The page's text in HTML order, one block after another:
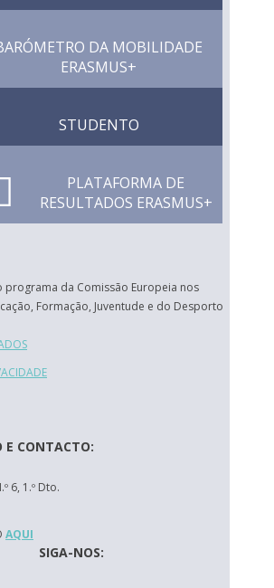
DA MOBILIDADE
ERASMUS+
STUDENTO
PLATAFORMA DE
RESULTADOS ERASMUS+
programa da Comissão Europeia nos
Formação, Juventude e do Desporto
E CONTACTO:
6, 1.º Dto.
AQUI
SIGA-NOS: